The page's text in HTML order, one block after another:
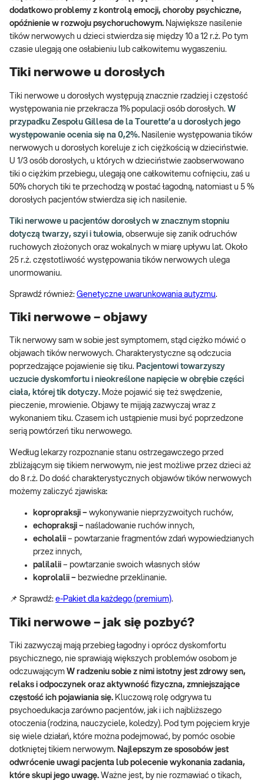
dodatkowo problemy z kontrolą emocji, choroby psychiczne,
opóźnienie w rozwoju psychoruchowym. Największe nasilenie
tików nerwowych u dzieci stwierdza się między 10 a 12 r.ż. Po tym
czasie ulegają one osłabieniu lub całkowitemu wygaszeniu.
Tiki nerwowe u dorosłych
Tiki nerwowe u dorosłych występują znacznie rzadziej i częstość
występowania nie przekracza 1% populacji osób dorosłych. W
przypadku Zespołu Gillesa de la Tourette’a u dorosłych jego
występowanie ocenia się na 0,2%. Nasilenie występowania tików
nerwowych u dorosłych koreluje z ich ciężkością w dzieciństwie.
U 1/3 osób dorosłych, u których w dzieciństwie zaobserwowano
tiki o ciężkim przebiegu, ulegają one całkowitemu cofnięciu, zaś u
50% chorych tiki te przechodzą w postać łagodną, natomiast u 5 %
dorosłych pacjentów stwierdza się ich nasilenie.
Tiki nerwowe u pacjentów dorosłych w znacznym stopniu
dotyczą twarzy, szyi i tułowia, obserwuje się zanik odruchów
ruchowych złożonych oraz wokalnych w miarę upływu lat. Około
25 r.ż. częstotliwość występowania tików nerwowych ulega
unormowaniu.
Sprawdź również: Genetyczne uwarunkowania autyzmu.
Tiki nerwowe – objawy
Tik nerwowy sam w sobie jest symptomem, stąd ciężko mówić o
objawach tików nerwowych. Charakterystyczne są odczucia
poprzedzające pojawienie się tiku. Pacjentowi towarzyszy
uczucie dyskomfortu i nieokreślone napięcie w obrębie części
ciała, której tik dotyczy. Może pojawić się też swędzenie,
pieczenie, mrowienie. Objawy te mijają zazwyczaj wraz z
wykonaniem tiku. Czasem ich ustąpienie musi być poprzedzone
serią powtórzeń tiku nerwowego.
Według lekarzy rozpoznanie stanu ostrzegawczego przed
zbliżającym się tikiem nerwowym, nie jest możliwe przez dzieci aż
do 8 r.ż. Do dość charakterystycznych objawów tików nerwowych
możemy zaliczyć zjawiska:
kopropraksji – wykonywanie nieprzyzwoitych ruchów,
echopraksji – naśladowanie ruchów innych,
echolalii – powtarzanie fragmentów zdań wypowiedzianych
przez innych,
palilalii – powtarzanie swoich własnych słów
koprolalii – bezwiedne przeklinanie.
📌 Sprawdź: e-Pakiet dla każdego (premium).
Tiki nerwowe – jak się pozbyć?
Tiki zazwyczaj mają przebieg łagodny i oprócz dyskomfortu
psychicznego, nie sprawiają większych problemów osobom je
odczuwającym W radzeniu sobie z nimi istotny jest zdrowy sen,
relaks i odpoczynek oraz aktywność fizyczna, zmniejszające
częstość ich pojawiania się. Kluczową rolę odgrywa tu
psychoedukacja zarówno pacjentów, jak i ich najbliższego
otoczenia (rodzina, nauczyciele, koledzy). Pod tym pojęciem kryje
się wiele działań, które można podejmować, by pomóc osobie
dotkniętej tikiem nerwowym. Najlepszym ze sposobów jest
odwrócenie uwagi pacjenta lub polecenie wykonania zadania,
które skupi jego uwagę. Ważne jest, by nie rozmawiać o tikach,